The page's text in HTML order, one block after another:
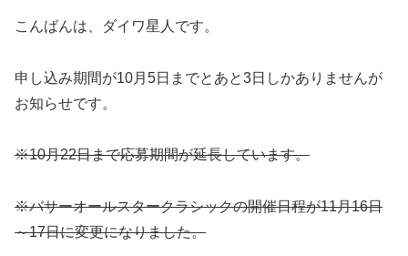
こんばんは、ダイワ星人です。
申し込み期間が10月5日までとあと3日しかありませんが
お知らせです。
※10月22日まで応募期間が延長しています。
※バサーオールスタークラシックの開催日程が11月16日
～17日に変更になりました。